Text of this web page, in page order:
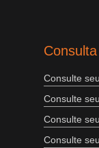
Consulte
Consulte
Consulte
Consulte